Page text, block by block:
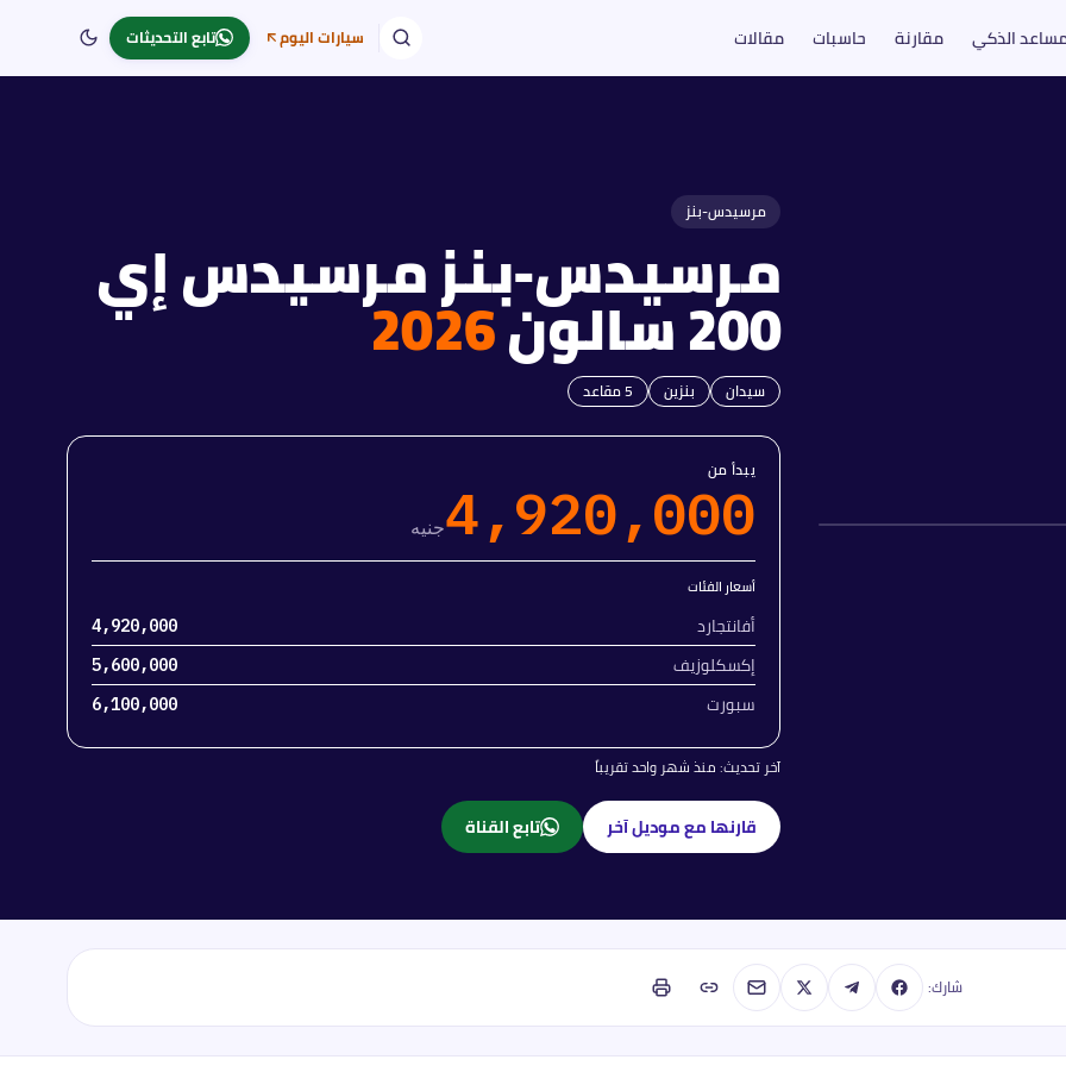
الذكي مقارنة حاسبات مقالات سيارات اليوم تابع التحديثات
مرسيدس-بنز
مرسيدس-بنزمرسيدس إي
200 سالون 2026
سيدان بنزين 5مقاعد
يبدأ من
4,920,000جنيه
أسعار الفئات
أفانتجارد 4,920,000
إكسكلوزيف 5,600,000
سبورت 6,100,000
آخر تحديث:منذ شهر واحد تقريباً
قارنها مع موديل آخر تابع القناة
شارك: